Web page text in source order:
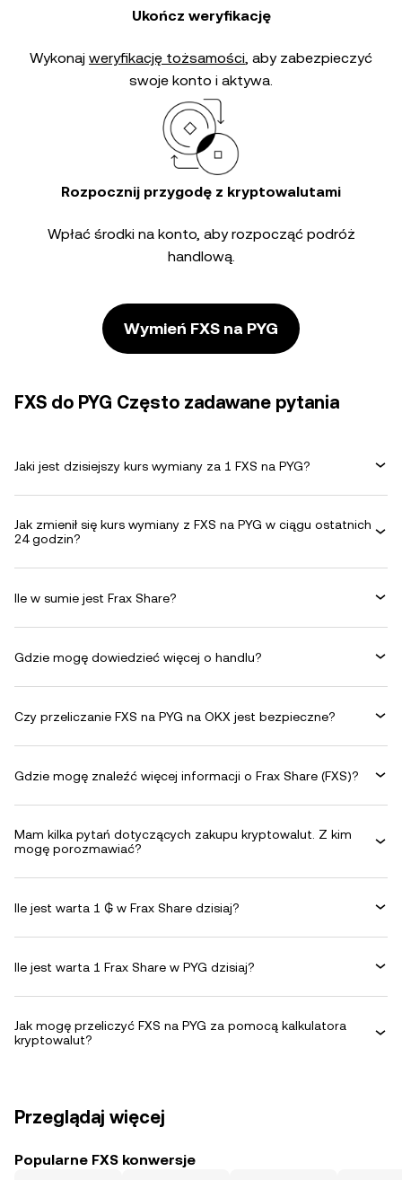
Ukończ weryfikację
Wykonaj weryfikację tożsamości, aby zabezpieczyć
swoje konto i aktywa.
Rozpocznij przygodę z kryptowalutami
Wpłać środki na konto, aby rozpocząć podróż
handlową.
Wymień FXS na PYG
FXS do PYG Często zadawane pytania
Jaki jest dzisiejszy kurs wymiany za 1 FXS na PYG?
Jak zmienił się kurs wymiany z FXS na PYG w ciągu ostatnich
24 godzin?
Ile w sumie jest Frax Share?
Gdzie mogę dowiedzieć więcej o handlu?
Czy przeliczanie FXS na PYG na OKX jest bezpieczne?
Gdzie mogę znaleźć więcej informacji o Frax Share (FXS)?
Mam kilka pytań dotyczących zakupu kryptowalut. Z kim
mogę porozmawiać?
Ile jest warta 1 ₲ w Frax Share dzisiaj?
Ile jest warta 1 Frax Share w PYG dzisiaj?
Jak mogę przeliczyć FXS na PYG za pomocą kalkulatora
kryptowalut?
Przeglądaj więcej
Popularne FXS konwersje